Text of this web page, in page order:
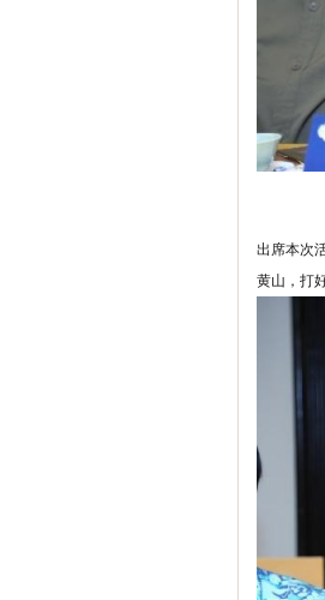
出席本次
黄山，打